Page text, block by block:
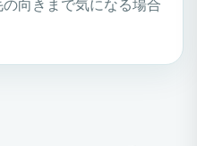
向きまで気になる場合